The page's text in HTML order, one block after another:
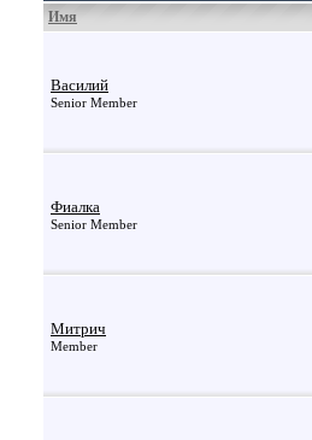
Имя
Василий
Senior Member
Фиалка
Senior Member
Митрич
Member